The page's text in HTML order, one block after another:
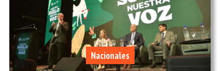
Nacionales